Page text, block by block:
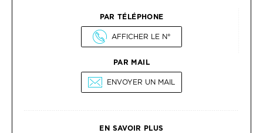
PAR TÉLÉPHONE
AFFICHER LE N°
PAR MAIL
ENVOYER UN MAIL
EN SAVOIR PLUS